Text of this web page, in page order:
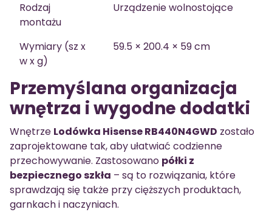
Rodzaj
montażu
Urządzenie wolnostojące
Wymiary (sz x
w x g)
59.5 × 200.4 × 59 cm
Przemyślana organizacja
wnętrza i wygodne dodatki
Wnętrze Lodówka Hisense RB440N4GWD zostało
zaprojektowane tak, aby ułatwiać codzienne
przechowywanie. Zastosowano półki z
bezpiecznego szkła – są to rozwiązania, które
sprawdzają się także przy cięższych produktach,
garnkach i naczyniach.